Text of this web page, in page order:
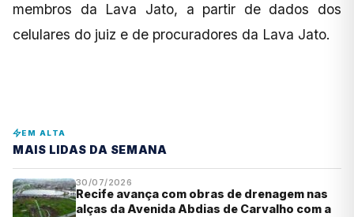
membros da Lava Jato, a partir de dados dos
celulares do juiz e de procuradores da Lava Jato.
EM ALTA
MAIS LIDAS DA SEMANA
30/07/2026
Recife avança com obras de drenagem nas
alças da Avenida Abdias de Carvalho com a